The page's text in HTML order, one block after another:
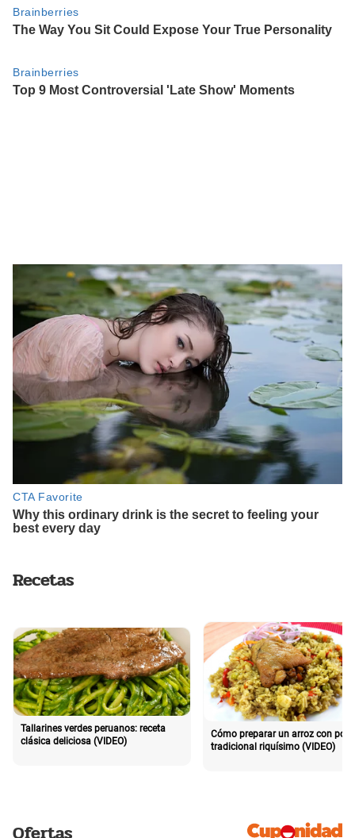
Recetas
Tallarines verdes peruanos: receta
clásica deliciosa (VIDEO)
Cómo preparar un arroz con pollo
tradicional riquísimo (VIDEO)